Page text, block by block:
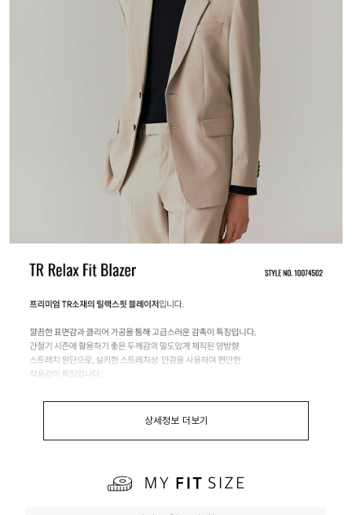
상세정보 더보기